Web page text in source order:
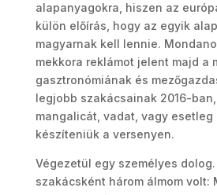
alapanyagokra, hiszen az
külön előírás, hogy az egyik
magyarnak kell lennie.
mekkora reklámot jelent majd a
gasztronómiának és
legjobb szakácsainak 2016-
mangalicát, vadat, vagy esetleg
készíteniük a versenyen.
Végezetül egy személyes
szakácsként három álmom volt: